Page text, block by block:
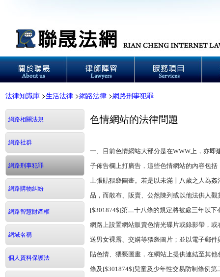
法律知識庫 >生活法律 >網路法律 >網路刑事犯罪
網路相關法規
網路社群
網路刑事犯罪
網路購物糾紛
網路智慧財產權
網域名稱
個人資料保護法
色情網站的法律問題
一、目前色情網站大部分是在WWW上，亦
子佈告欄上打廣告，這些色情網站的內容包
上張貼猥褻圖畫。若是以未滿十八歲之人為
品，而散布、販賣、公然陳列或以他法供人
[$301874$]第二十八條的規定將被處三年以
網路上設置網站販賣色情光碟片或錄影帶，
送男女裸露、交媾等猥褻圖片；並以電子郵
貼色情、猥褻圖畫，在網站上提供連結至其
條及[$301874$]兒童及少年性交易防制條例